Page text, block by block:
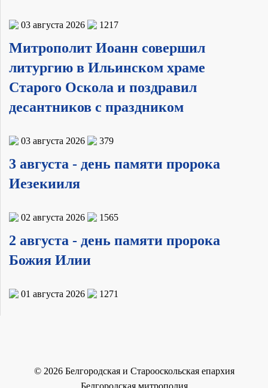
03 августа 2026 1217
Митрополит Иоанн совершил
литургию в Ильинском храме
Старого Оскола и поздравил
десантников с праздником
03 августа 2026 379
3 августа - день памяти пророка
Иезекииля
02 августа 2026 1565
2 августа - день памяти пророка
Божия Илии
01 августа 2026 1271
© 2026Белгородская и Старооскольская епархия